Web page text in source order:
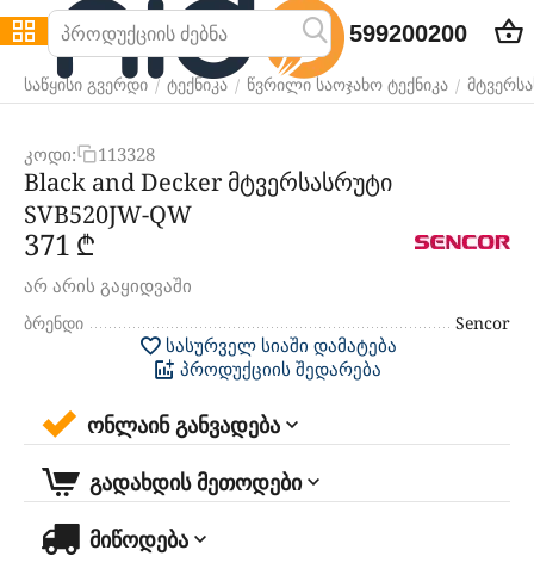
599200200
საწყისი გვერდი / ტექნიკა / წვრილი საოჯახო ტექნიკა /
კოდი: 113328
Black and Decker მტვერსასრუტი
SVB520JW-QW
‍371‍ ₾
არ არის გაყიდვაში
ბრენდი Sencor
სასურველ სიაში დამატება
პროდუქციის შედარება
ონლაინ განვადება
გადახდის მეთოდები
მიწოდება